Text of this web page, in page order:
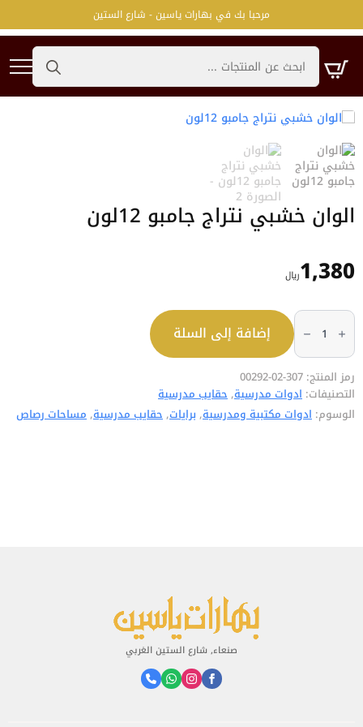
مرحبا بك في بهارات ياسين - شارع الستين
for:
الوان خشبي نتراج جامبو 12لون
1,380﷼
كمية
خشبي
جامبو
إضافة إلى السلة
رمز المنتج: 307-02-00292
التصنيفات: ادوات مدرسية,حقايب مدرسية
الوسوم: ادوات مكتبية ومدرسية, برايات,حقايب مدرسية,مساحات رصاص
صنعاء, شارع الستين الغربي